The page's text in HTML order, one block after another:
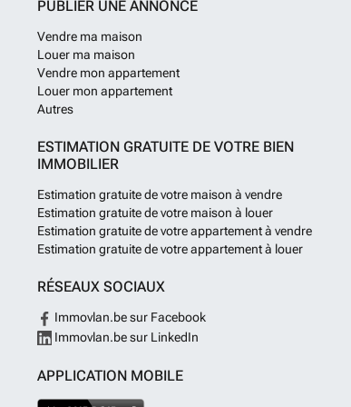
PUBLIER UNE ANNONCE
Vendre ma maison
Louer ma maison
Vendre mon appartement
Louer mon appartement
Autres
ESTIMATION GRATUITE DE VOTRE BIEN
IMMOBILIER
Estimation gratuite de votre maison à vendre
Estimation gratuite de votre maison à louer
Estimation gratuite de votre appartement à vendre
Estimation gratuite de votre appartement à louer
RÉSEAUX SOCIAUX
Immovlan.be sur Facebook
Immovlan.be sur LinkedIn
APPLICATION MOBILE